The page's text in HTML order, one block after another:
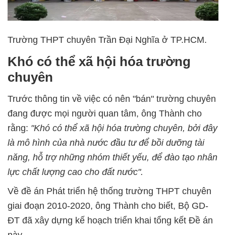
Trường THPT chuyên Trần Đại Nghĩa ở TP.HCM.
Khó có thể xã hội hóa trường
chuyên
Trước thông tin về việc có nên "bán" trường chuyên
đang được mọi người quan tâm, ông Thành cho
rằng: "Khó có thể xã hội hóa trường chuyên, bởi đây
là mô hình của nhà nước đầu tư để bồi dưỡng tài
năng, hỗ trợ những nhóm thiết yếu, để đào tạo nhân
lực chất lượng cao cho đất nước".
Về đề án Phát triển hệ thống trường THPT chuyên
giai đoạn 2010-2020, ông Thành cho biết, Bộ GD-
ĐT đã xây dựng kế hoạch triển khai tổng kết Đề án